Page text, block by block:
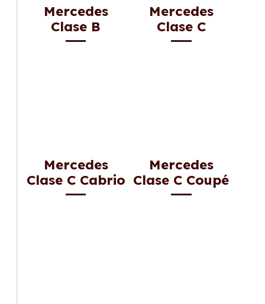
Mercedes
Clase B
Mercedes
Clase C
Mercedes
Clase C Cabrio
Mercedes
Clase C Coupé